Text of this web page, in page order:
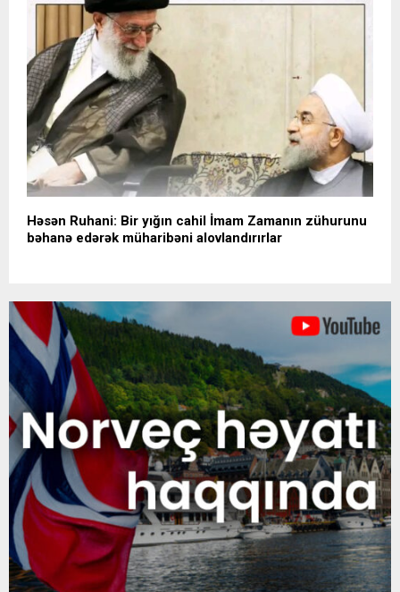
Həsən Ruhani: Bir yığın cahil İmam Zamanın zühurunu
bəhanə edərək müharibəni alovlandırırlar